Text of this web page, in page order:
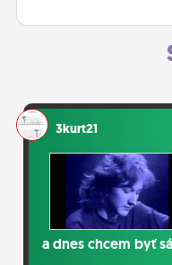
3kurt21
a dnes chcem byť